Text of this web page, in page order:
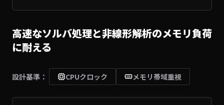
高速なソルバ処理と非線形解析のメモリ負荷
に耐える
設計基準： CPUクロック メモリ帯域重視